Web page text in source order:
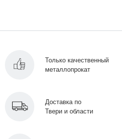
Только качественный
металлопрокат
Доставка по
Твери и области